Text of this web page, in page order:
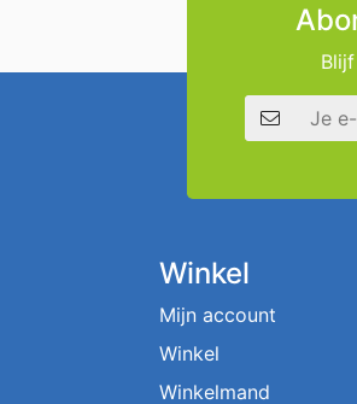
E-mailadres
Winkel
Mijn account
Winkel
Winkelmand